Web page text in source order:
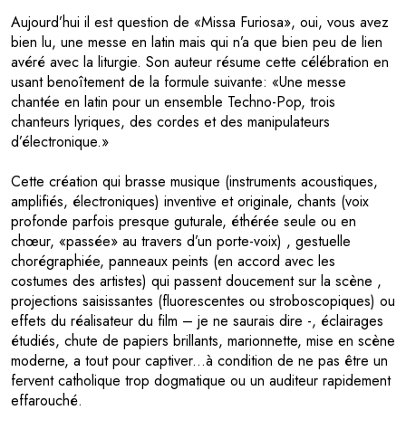
Aujourd’hui il est question de «Missa Furiosa», oui, vous avez
bien lu, une messe en latin mais qui n’a que bien peu de lien
avéré avec la liturgie. Son auteur résume cette célébration en
usant benoîtement de la formule suivante: «Une messe
chantée en latin pour un ensemble Techno-Pop, trois
chanteurs lyriques, des cordes et des manipulateurs
d’électronique.»
Cette création qui brasse musique (instruments acoustiques,
amplifiés, électroniques) inventive et originale, chants (voix
profonde parfois presque guturale, éthérée seule ou en
chœur, «passée» au travers d’un porte-voix) , gestuelle
chorégraphiée, panneaux peints (en accord avec les
costumes des artistes) qui passent doucement sur la scène ,
projections saisissantes (fluorescentes ou stroboscopiques) ou
effets du réalisateur du film – je ne saurais dire -, éclairages
étudiés, chute de papiers brillants, marionnette, mise en scène
moderne, a tout pour captiver...à condition de ne pas être un
fervent catholique trop dogmatique ou un auditeur rapidement
effarouché.